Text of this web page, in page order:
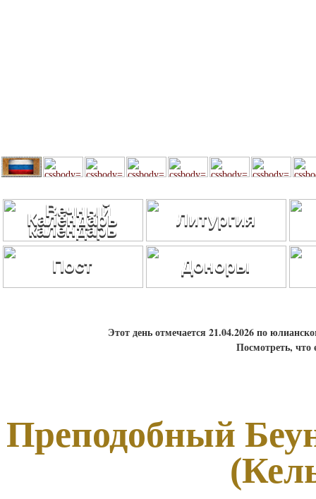
Календарь Литургия
Пост Доноры
Этот день отмечается 21.04.2026 по
Посмотреть,
Преподобный